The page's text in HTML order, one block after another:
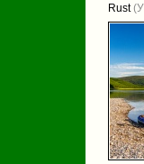
Rust